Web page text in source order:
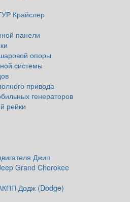
Крайслер
панели
опоры
системы
привода
генераторов
рейки
Джип
Grand Cherokee
Додж (Dodge)